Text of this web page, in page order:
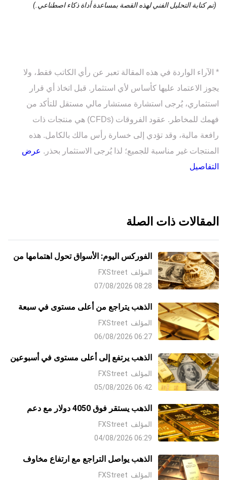
(تم كتابة التحليل الفني لهذه القصة بمساعدة أداة ذكاء اصطناعي.)
* الآراء الواردة في هذه المقالة تعبر عن رأي الكاتب فقط، ولا
يجوز الاعتماد عليها كأساس لأي استثمار. قبل اتخاذ أي قرار
استثماري، يُرجى استشارة مستشار مالي مستقل للتأكد من
فهمك للمخاطر. عقود الفروقات (CFDs) هي منتجات ذات
رافعة مالية، وقد تؤدي إلى خسارة رأس مالك بالكامل. هذه
المنتجات غير مناسبة للجميع؛ لذا يُرجى الاستثمار بحذر. عرض
التفاصيل
المقالات ذات الصلة
الفوركس اليوم: الأسواق تحول اهتمامها من
الشرق الأوسط إلى بيانات الوظائف غير
الزراعية NFP
المؤلف FXStreet
08:28 07/08/2026
الذهب يتراجع من أعلى مستوى في سبعة
أسابيع مع صعوبة الثيران في إيجاد قبول
فوق 4300 دولار
المؤلف FXStreet
06:27 06/08/2026
الذهب يرتفع إلى أعلى مستوى في أسبوعين
مع تراجع الدولار على آمال التوصل إلى
اتفاق مع إيران وتراجع رهانات رفع معدلات
Fed
المؤلف FXStreet
06:42 05/08/2026
الذهب يستقر فوق 4050 دولار مع دعم
رهانات رفع الفائدة من جانب البنك
المؤلف FXStreet
06:29 04/08/2026
الذهب يواصل التراجع مع ارتفاع مخاوف
التضخم التي تعزز رهانات رفع سعر الفائدة
المؤلف FXStreet